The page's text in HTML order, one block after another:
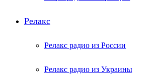
Релакс
Релакс радио из России
Релакс радио из Украины